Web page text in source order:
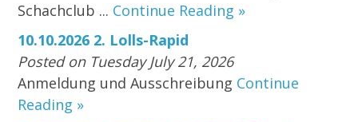
Schachclub ... Continue Reading »
10.10.2026 2. Lolls-Rapid
Posted on Tuesday July 21, 2026
Anmeldung und Ausschreibung Continue
Reading »